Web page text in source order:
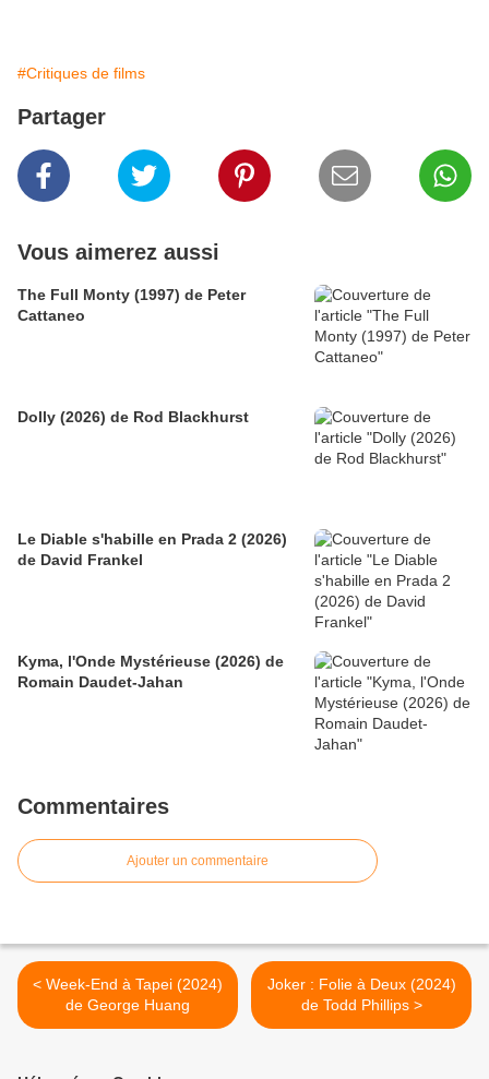
#Critiques de films
Partager
Vous aimerez aussi
The Full Monty (1997) de Peter
Cattaneo
Dolly (2026) de Rod Blackhurst
Le Diable s'habille en Prada 2 (2026)
de David Frankel
Kyma, l'Onde Mystérieuse (2026) de
Romain Daudet-Jahan
Commentaires
Ajouter un commentaire
< Week-End à Tapei (2024)
de George Huang
Joker : Folie à Deux (2024)
de Todd Phillips >